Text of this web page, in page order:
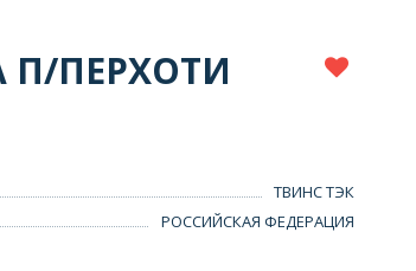
П/ПЕРХОТИ
ТВИНС ТЭК
РОССИЙСКАЯ ФЕДЕРАЦИЯ